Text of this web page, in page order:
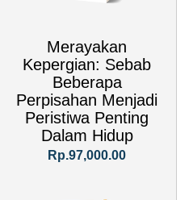
Merayakan
Kepergian: Sebab
Beberapa
Perpisahan Menjadi
Peristiwa Penting
Dalam Hidup
Rp.97,000.00